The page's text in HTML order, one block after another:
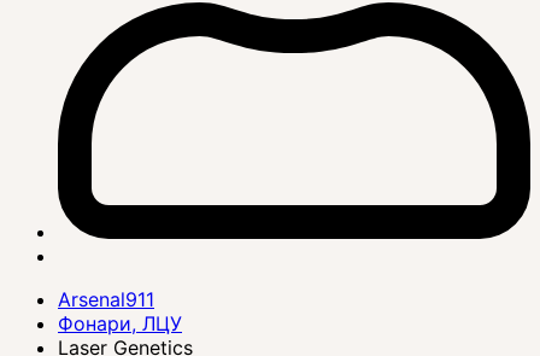
Arsenal911
Фонари, ЛЦУ
Laser Genetics